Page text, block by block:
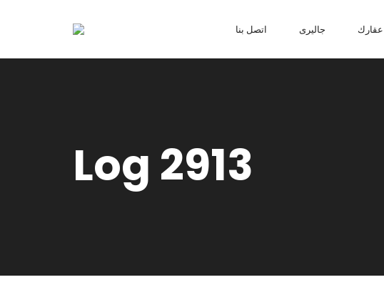
اتصل بنا جاليرى
Log 2913